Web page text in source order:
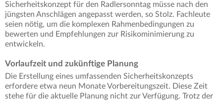
Sicherheitskonzept für den Radlersonntag müsse nach den
jüngsten Anschlägen angepasst werden, so Stolz. Fachleute
seien nötig, um die komplexen Rahmenbedingungen zu
bewerten und Empfehlungen zur Risikominimierung zu
entwickeln.
Vorlaufzeit und zukünftige Planung
Die Erstellung eines umfassenden Sicherheitskonzepts
erfordere etwa neun Monate Vorbereitungszeit. Diese Zeit
stehe für die aktuelle Planung nicht zur Verfügung. Trotz der